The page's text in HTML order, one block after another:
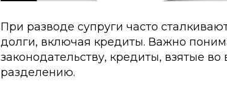
При разводе супруги часто
долги, включая кредиты. Важно
законодательству, кредиты, взятые
разделению.